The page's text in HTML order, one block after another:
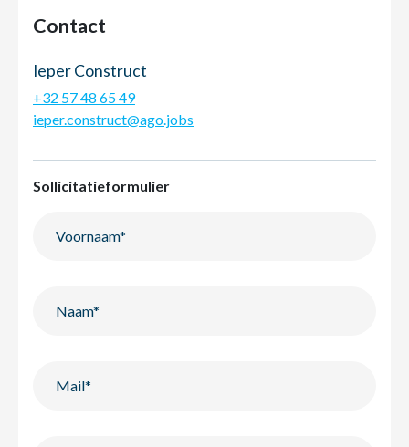
Contact
Ieper Construct
+32 57 48 65 49
ieper.construct@ago.jobs
Sollicitatieformulier